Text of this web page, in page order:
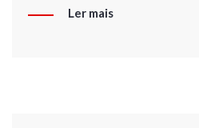
Ler mais